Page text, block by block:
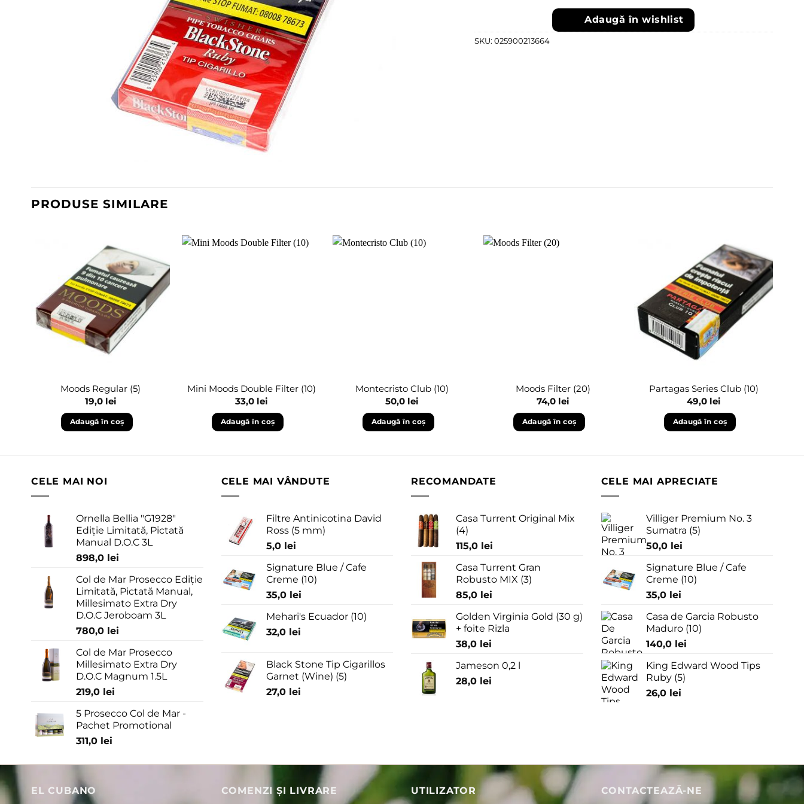
Adaugă în wishlist
SKU: 025900213664
PRODUSE SIMILARE
Adaugă
în
wishlist
Moods Regular (5)
19,0 lei
Adaugă în coș
Mini Moods Double Filter (10)
33,0 lei
Adaugă în coș
Montecristo Club (10)
50,0 lei
Adaugă în coș
Moods Filter (20)
74,0 lei
Adaugă în coș
Adaugă
în
wishlist
Partagas Series Club (10)
49,0 lei
Adaugă în coș
CELE MAI NOI
Ornella Bellia "G1928"
Ediție Limitată, Pictată
Manual D.O.C 3L
898,0 lei
Col de Mar Prosecco Ediție
Limitată, Pictată Manual,
Millesimato Extra Dry
D.O.C Jeroboam 3L
780,0 lei
Col de Mar Prosecco
Millesimato Extra Dry
D.O.C Magnum 1.5L
219,0 lei
5 Prosecco Col de Mar -
Pachet Promotional
311,0 lei
CELE MAI VÂNDUTE
Filtre Antinicotina David
Ross (5 mm)
5,0 lei
Signature Blue / Cafe
Creme (10)
35,0 lei
Mehari's Ecuador (10)
32,0 lei
Black Stone Tip Cigarillos
Garnet (Wine) (5)
27,0 lei
RECOMANDATE
Casa Turrent Original Mix
(4)
115,0 lei
Casa Turrent Gran
Robusto MIX (3)
85,0 lei
Golden Virginia Gold (30 g)
+ foite Rizla
38,0 lei
Jameson 0,2 l
28,0 lei
CELE MAI APRECIATE
Villiger Premium No. 3
Sumatra (5)
50,0 lei
Signature Blue / Cafe
Creme (10)
35,0 lei
Casa de Garcia Robusto
Maduro (10)
140,0 lei
King Edward Wood Tips
Ruby (5)
26,0 lei
EL CUBANO COMENZI ȘI LIVRARE UTILIZATOR CONTACTEAZĂ-NE